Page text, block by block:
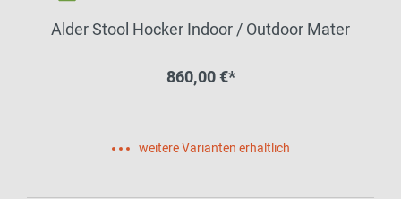
Alder Stool Hocker Indoor / Outdoor Mater
860,00 €*
weitere Varianten erhältlich